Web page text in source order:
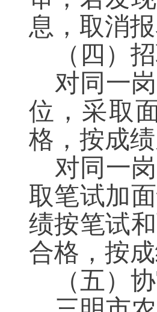
息，取消报
（ 四 ）
对同一
位，采取
格，按成
对同一
取笔试加
绩按笔试
合格，按
（五）